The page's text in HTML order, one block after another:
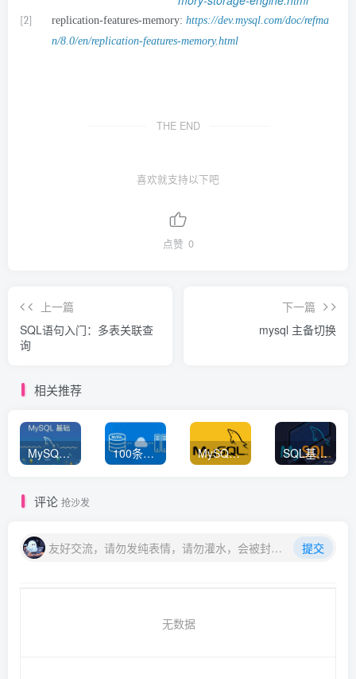
[2] replication-features-memory: https://dev.mysql.com/doc/refma
n/8.0/en/replication-features-memory.html
THE END
喜欢就支持以下吧
点赞 0
上一篇
SQL语句入门：多表关联查
询
下一篇
mysql 主备切换
相关推荐
MySQL性能优化实战：慢查询分析与索引调优全流程 100条常用基础SQL语句 MySQL 中 WITH 用法详解 SQL基础与高级查询优化指南，建议收藏
评论 抢沙发
友好交流，请勿发纯表情，请勿灌水，会被封号喔 提交
无数据